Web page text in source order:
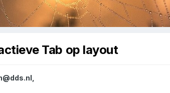
Tab op layout